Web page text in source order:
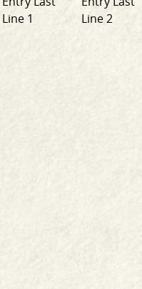
Line 1
Line 2